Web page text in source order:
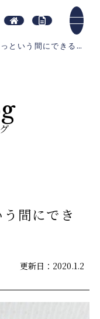
カンタン誰でもあっという間にできる、手芸教室
間にでき
更新日：2020.1.2